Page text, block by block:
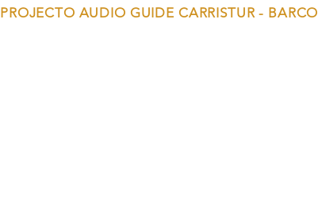
PROJECTO AUDIO GUIDE CARRISTUR - BARCO